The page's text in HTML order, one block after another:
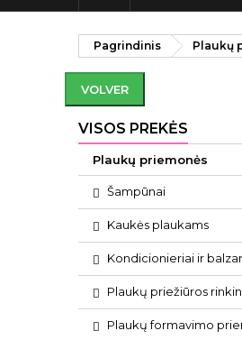
Pagrindinis Plaukų
VOLVER
VISOS PREKĖS
Plaukų priemonės
Šampūnai
Kaukės plaukams
Kondicionieriai ir
Plaukų priežiūros
Plaukų formavimo